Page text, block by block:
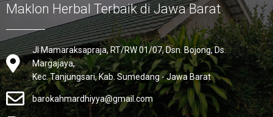
Maklon Herbal Terbaik di Jawa Barat
Jl Mamaraksapraja, RT/RW 01/07, Dsn. Bojong, Ds.
Margajaya,
Kec. Tanjungsari, Kab. Sumedang - Jawa Barat
barokahmardhiyya@gmail.com